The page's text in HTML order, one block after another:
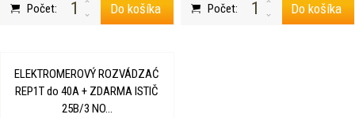
Počet: Do košíka Počet: Do košíka
ELEKTROMEROVÝ ROZVÁDZAĆ
REP1T do 40A + ZDARMA ISTIČ
25B/3 NO...